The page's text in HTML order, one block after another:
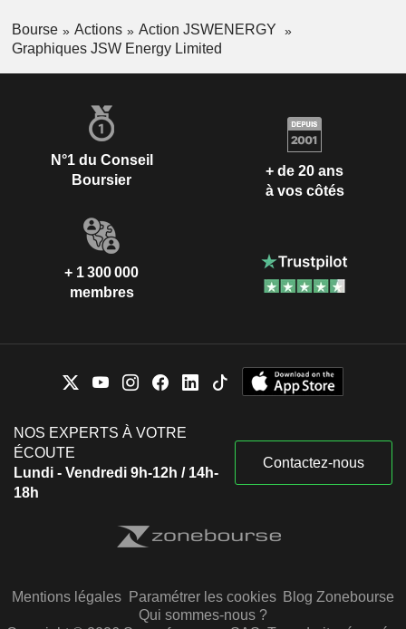
Bourse Actions
Action JSWENERGY
Graphiques JSW Energy Limited
N°1 du Conseil
Boursier
+ de 20 ans
à vos côtés
+ 1 300 000
membres
NOS EXPERTS À VOTRE
ÉCOUTE
Lundi - Vendredi 9h-12h / 14h-
18h
Contactez-nous
Mentions légales Paramétrer les cookies Blog Zonebourse
Qui sommes-nous ?